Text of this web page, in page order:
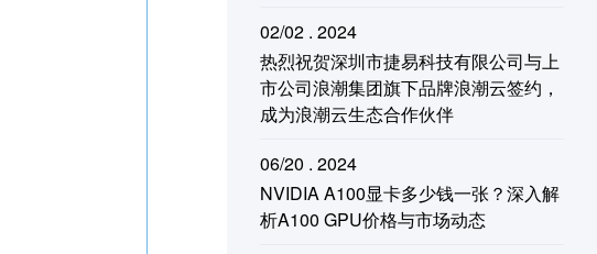
02/02 . 2024
热烈祝贺深圳市捷易科技有限公司与上
市公司浪潮集团旗下品牌浪潮云签约，
成为浪潮云生态合作伙伴
06/20 . 2024
NVIDIA A100显卡多少钱一张？深入解
析A100 GPU价格与市场动态